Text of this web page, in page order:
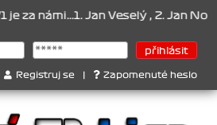
Jan Veselý , 2. Jan Nováček ,
Registruj se Zapomenuté heslo